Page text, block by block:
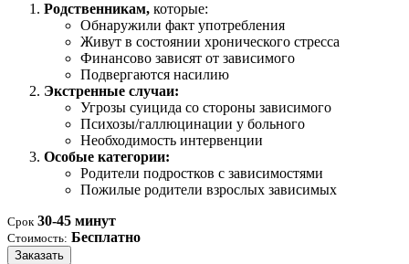
Родственникам, которые:
Обнаружили факт употребления
Живут в состоянии хронического стресса
Финансово зависят от зависимого
Подвергаются насилию
Экстренные случаи:
Угрозы суицида со стороны зависимого
Психозы/галлюцинации у больного
Необходимость интервенции
Особые категории:
Родители подростков с зависимостями
Пожилые родители взрослых зависимых
Срок 30-45 минут
Стоимость: Бесплатно
Заказать